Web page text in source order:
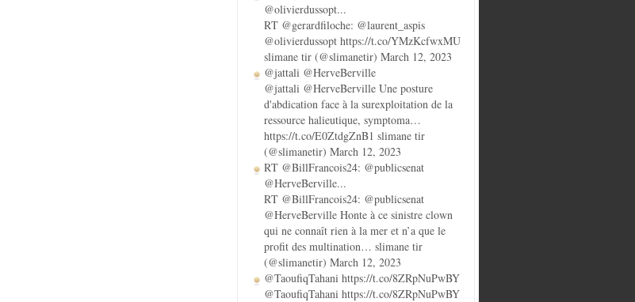
@olivierdussopt...
RT @gerardfiloche: @laurent_aspis
@olivierdussopt https://t.co/YMzKcfwxMU
slimane tir (@slimanetir) March 12, 2023
@jattali @HerveBerville
@jattali @HerveBerville Une posture
d'abdication face à la surexploitation de la
ressource halieutique, symptoma…
https://t.co/E0ZtdgZnB1 slimane tir
(@slimanetir) March 12, 2023
RT @BillFrancois24: @publicsenat
@HerveBerville...
RT @BillFrancois24: @publicsenat
@HerveBerville Honte à ce sinistre clown
qui ne connaît rien à la mer et n’a que le
profit des multination… slimane tir
(@slimanetir) March 12, 2023
@TaoufiqTahani https://t.co/8ZRpNuPwBY
@TaoufiqTahani https://t.co/8ZRpNuPwBY